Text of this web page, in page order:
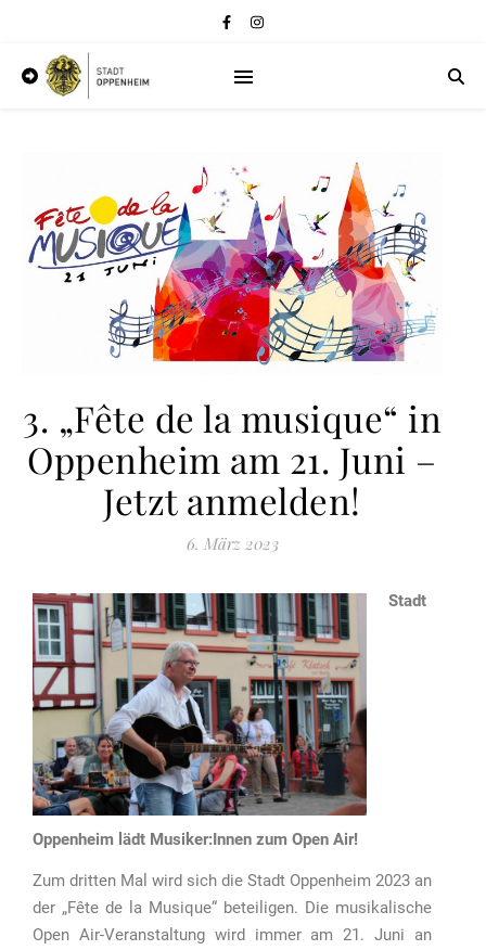
3. „Fête de la musique“ in
Oppenheim am 21. Juni –
Jetzt anmelden!
6. März 2023
Stadt
Oppenheim lädt Musiker:Innen zum Open Air!
Zum dritten Mal wird sich die Stadt Oppenheim 2023 an
der „Fête de la Musique“ beteiligen. Die musikalische
Open Air-Veranstaltung wird immer am 21. Juni an